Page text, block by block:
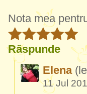
Nota mea
Răspunde
Elena
11 Jul